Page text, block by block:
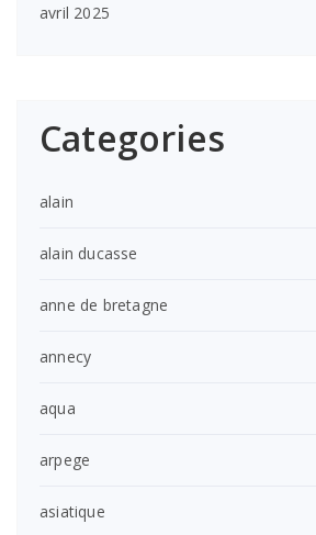
avril 2025
Categories
alain
alain ducasse
anne de bretagne
annecy
aqua
arpege
asiatique